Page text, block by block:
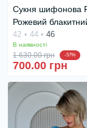
Сукня шифонова
Рожевий
42 44 46
В наявності
1 630.00 грн -57%
700.00 грн